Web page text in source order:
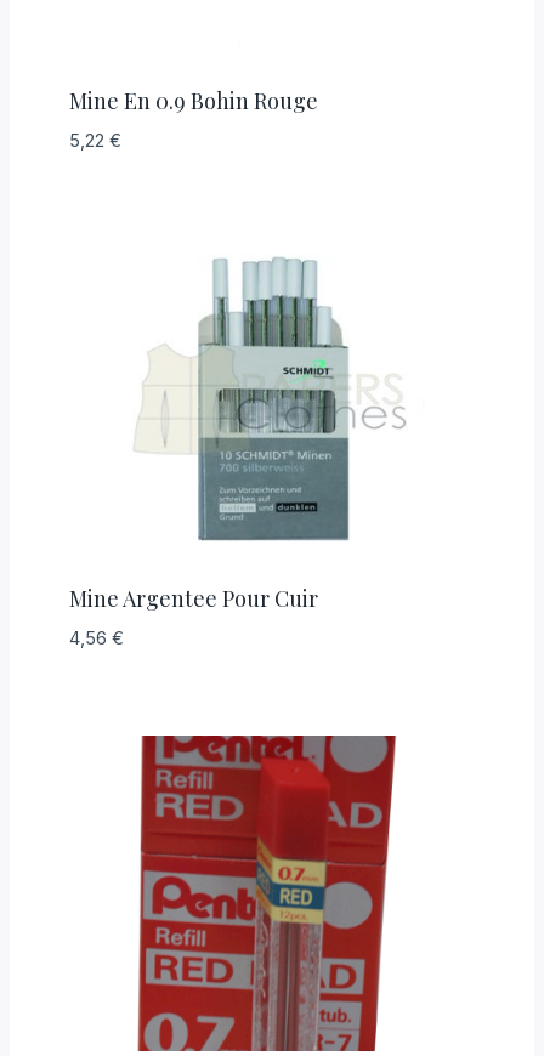
Mine En 0.9 Bohin Rouge
5,22 €
Mine Argentee Pour Cuir
4,56 €